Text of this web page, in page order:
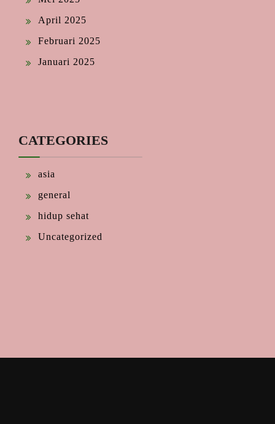
April 2025
Februari 2025
Januari 2025
CATEGORIES
asia
general
hidup sehat
Uncategorized